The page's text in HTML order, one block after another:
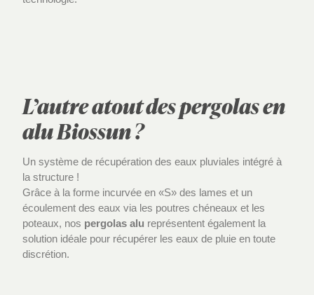
L’autre atout des pergolas en
alu Biossun ?
Un système de récupération des eaux pluviales intégré à
la structure !
Grâce à la forme incurvée en «S» des lames et un
écoulement des eaux via les poutres chéneaux et les
poteaux, nos pergolas alu représentent également la
solution idéale pour récupérer les eaux de pluie en toute
discrétion.